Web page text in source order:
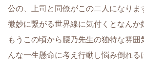
公の、上司と同僚がこの二人になりま
微妙に繋がる世界線に気付くとなんか
もうこの頃から腰乃先生の独特な雰囲
んな一生懸命に考え行動し悩み倒れる